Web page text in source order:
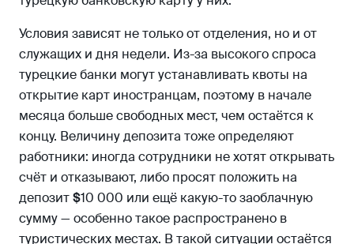
Условия зависят не только от отделения, но и от
служащих и дня недели. Из-за высокого спроса
турецкие банки могут устанавливать квоты на
открытие карт иностранцам, поэтому в начале
месяца больше свободных мест, чем остаётся к
концу. Величину депозита тоже определяют
работники: иногда сотрудники не хотят открывать
счёт и отказывают, либо просят положить на
депозит$10 000 или ещё какую-то заоблачную
сумму — особенно такое распространено в
туристических местах. В такой ситуации остаётся